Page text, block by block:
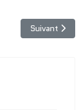
Article
Suivant